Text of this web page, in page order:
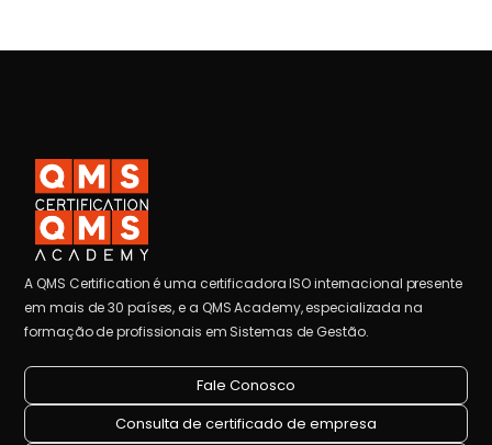
A QMS Certification é uma certificadora ISO internacional presente
em mais de 30 países, e a QMS Academy, especializada na
formação de profissionais em Sistemas de Gestão.
Fale Conosco
Consulta de certificado de empresa